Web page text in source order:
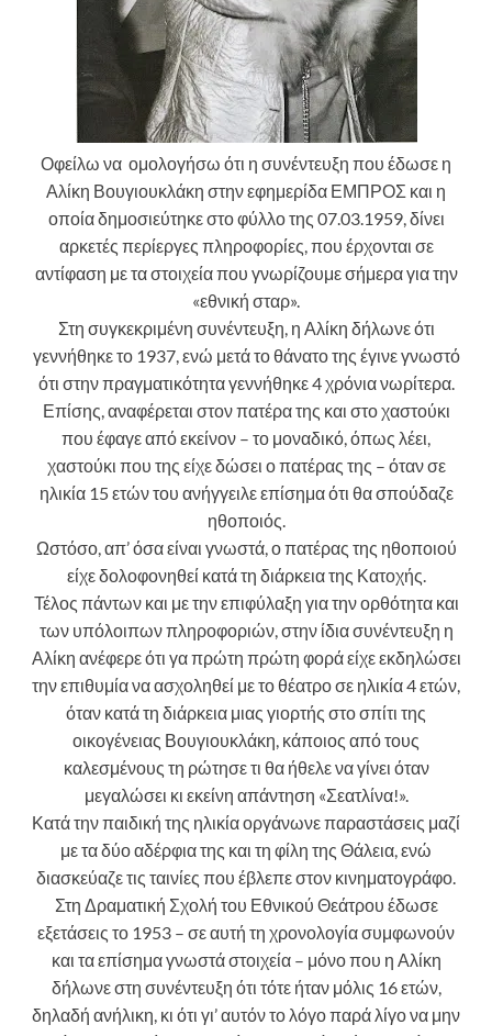
Οφείλω να ομολογήσω ότι η συνέντευξη που έδωσε η
Αλίκη Βουγιουκλάκη στην εφημερίδα ΕΜΠΡΟΣ και η
οποία δημοσιεύτηκε στο φύλλο της 07.03.1959, δίνει
αρκετές περίεργες πληροφορίες, που έρχονται σε
αντίφαση με τα στοιχεία που γνωρίζουμε σήμερα για την
«εθνική σταρ».
Στη συγκεκριμένη συνέντευξη, η Αλίκη δήλωνε ότι
γεννήθηκε το 1937, ενώ μετά το θάνατο της έγινε γνωστό
ότι στην πραγματικότητα γεννήθηκε 4 χρόνια νωρίτερα.
Επίσης, αναφέρεται στον πατέρα της και στο χαστούκι
που έφαγε από εκείνον – το μοναδικό, όπως λέει,
χαστούκι που της είχε δώσει ο πατέρας της – όταν σε
ηλικία 15 ετών του ανήγγειλε επίσημα ότι θα σπούδαζε
ηθοποιός.
Ωστόσο, απ’ όσα είναι γνωστά, ο πατέρας της ηθοποιού
είχε δολοφονηθεί κατά τη διάρκεια της Κατοχής.
Τέλος πάντων και με την επιφύλαξη για την ορθότητα και
των υπόλοιπων πληροφοριών, στην ίδια συνέντευξη η
Αλίκη ανέφερε ότι γα πρώτη πρώτη φορά είχε εκδηλώσει
την επιθυμία να ασχοληθεί με το θέατρο σε ηλικία 4 ετών,
όταν κατά τη διάρκεια μιας γιορτής στο σπίτι της
οικογένειας Βουγιουκλάκη, κάποιος από τους
καλεσμένους τη ρώτησε τι θα ήθελε να γίνει όταν
μεγαλώσει κι εκείνη απάντηση «Σεατλίνα!».
Κατά την παιδική της ηλικία οργάνωνε παραστάσεις μαζί
με τα δύο αδέρφια της και τη φίλη της Θάλεια, ενώ
διασκεύαζε τις ταινίες που έβλεπε στον κινηματογράφο.
Στη Δραματική Σχολή του Εθνικού Θεάτρου έδωσε
εξετάσεις το 1953 – σε αυτή τη χρονολογία συμφωνούν
και τα επίσημα γνωστά στοιχεία – μόνο που η Αλίκη
δήλωνε στη συνέντευξη ότι τότε ήταν μόλις 16 ετών,
δηλαδή ανήλικη, κι ότι γι’ αυτόν το λόγο παρά λίγο να μην